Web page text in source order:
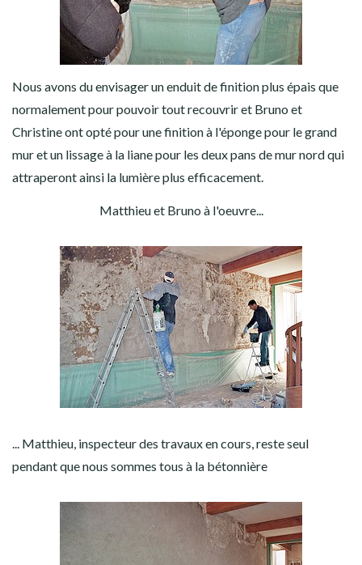
Nous avons du envisager un enduit de finition plus épais que
normalement pour pouvoir tout recouvrir et Bruno et
Christine ont opté pour une finition à l'éponge pour le grand
mur et un lissage à la liane pour les deux pans de mur nord qui
attraperont ainsi la lumière plus efficacement.
Matthieu et Bruno à l'oeuvre...
... Matthieu, inspecteur des travaux en cours, reste seul
pendant que nous sommes tous à la bétonnière